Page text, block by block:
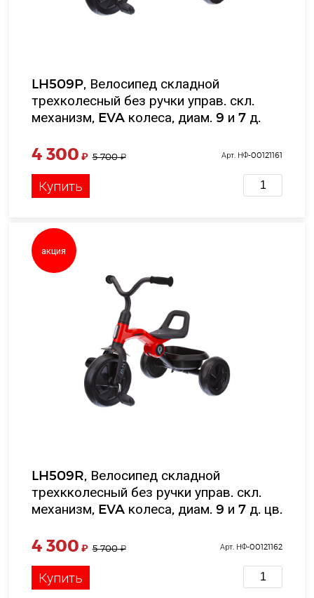
LH509P, Велосипед складной
трехколесный без ручки управ. скл.
механизм, EVA колеса, диам. 9 и 7 д.
см
4 300 ₽ 5 700₽ Арт. НФ-00121161
Купить
акция
LH509R, Велосипед складной
трехкколесный без ручки управ. скл.
механизм, EVA колеса, диам. 9 и 7 д. цв.
4 300 ₽ 5 700₽ Арт. НФ-00121162
Купить